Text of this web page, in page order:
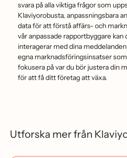
svara på alla viktiga frågor som
Klaviyorobusta, anpassningsbara
data för att förstå affärs- och
vår anpassade rapportbyggare
interagerar med dina
egna marknadsföringsinsatser
fokusera på var du bör justera din
för att få ditt företag att växa.
Utforska mer från